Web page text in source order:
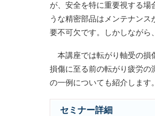
が、安全を特に重要視する場
うな精密部品はメンテナン
要不可欠です。しかしながら
本講座では転がり軸受の損
損傷に至る前の転がり疲労の
の一例についても紹介します。
セミナー詳細